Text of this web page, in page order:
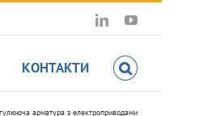
LinkedInYouTube
КОНТАКТИ
арматура з електроприводами